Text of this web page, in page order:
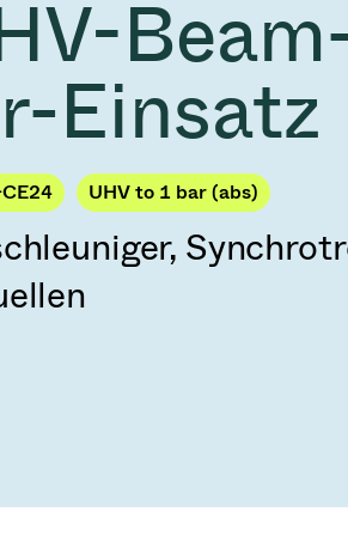
KR
Acquisition of
Ad hoc announcement
Einsatz
UHV to 1 bar (abs)